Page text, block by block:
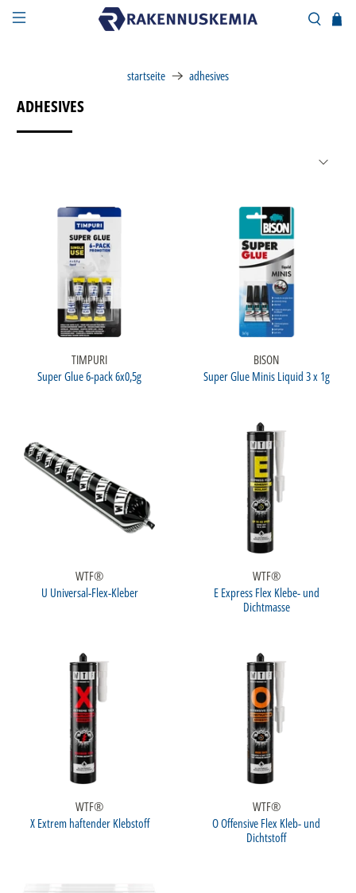
startseite adhesives
ADHESIVES
TIMPURI
Super Glue 6-pack 6x0,5g
BISON
Super Glue Minis Liquid 3 x 1g
WTF®
U Universal-Flex-Kleber
WTF®
E Express Flex Klebe- und
Dichtmasse
WTF®
X Extrem haftender Klebstoff
WTF®
O Offensive Flex Kleb- und
Dichtstoff